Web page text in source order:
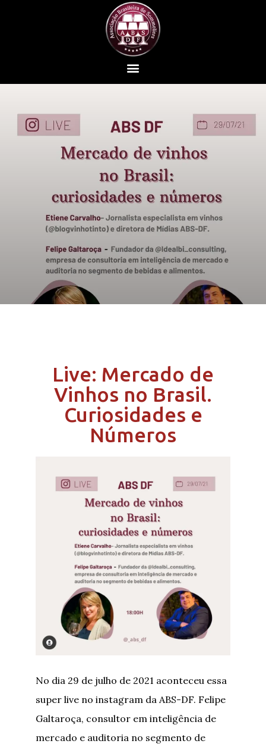
Live: Mercado de
Vinhos no Brasil.
Curiosidades e
Números
No dia 29 de julho de 2021 aconteceu essa
super live no instagram da ABS-DF. Felipe
Galtaroça, consultor em inteligência de
mercado e auditoria no segmento de